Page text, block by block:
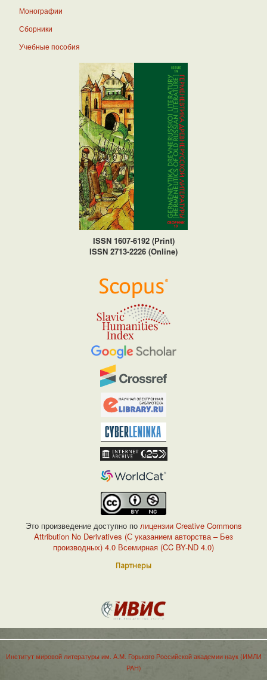
Монографии
Сборники
Учебные пособия
ISSN 1607-6192 (Print)
ISSN 2713-2226 (Online)
Это произведение доступно по лицензии Creative Commons
Attribution No Derivatives (С указанием авторства – Без
производных) 4.0 Всемирная (CC BY-ND 4.0)
Партнеры
Институт мировой литературы им. А.М. Горького Российской академии наук (ИМЛИ
РАН)